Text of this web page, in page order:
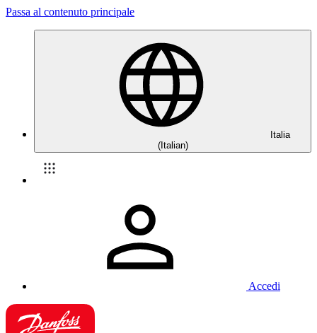
Passa al contenuto principale
Italia
(Italian)
Accedi